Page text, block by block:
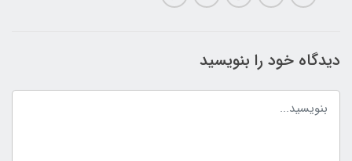
دیدگاه خود را بنویسید